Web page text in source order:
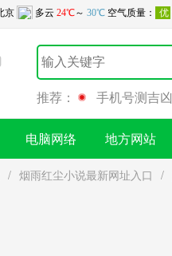
推荐： 手机号测吉凶
电脑网络 地方网站
/ 烟雨红尘小说最新网址入口 /